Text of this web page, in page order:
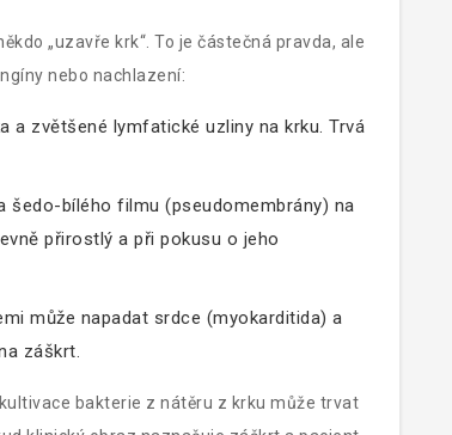
„uzavře krk“. To je částečná pravda, ale
nebo nachlazení:
a zvětšené lymfatické uzliny na krku. Trvá
šedo-bílého filmu (pseudomembrány) na
přirostlý a při pokusu o jeho
může napadat srdce (myokarditida) a
záškrt.
bakterie z nátěru z krku může trvat